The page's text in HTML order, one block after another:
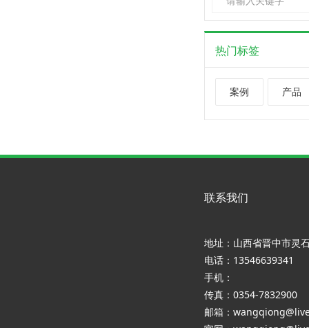
热门标签
案例 产品
联系我们
地址：山西省晋中市灵
电话：13546639341
手机：
传真：0354-7832900
邮箱：